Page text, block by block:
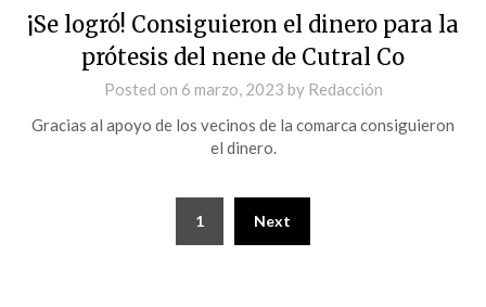
¡Se logró! Consiguieron el dinero para la
prótesis del nene de Cutral Co
Posted on 6 marzo, 2023 by Redacción
Gracias al apoyo de los vecinos de la comarca consiguieron
el dinero.
1 Next